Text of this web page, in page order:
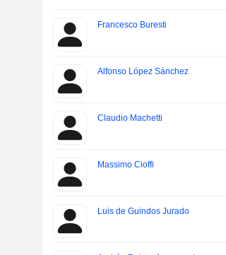
Francesco Buresti
Alfonso López Sánchez
Claudio Machetti
Massimo Cioffi
Luis de Guindos Jurado